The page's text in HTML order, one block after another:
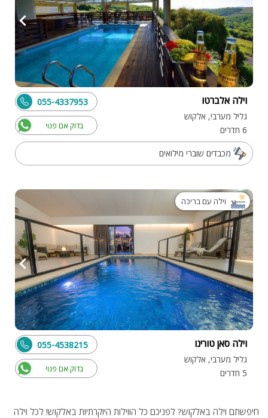
וילה אלברטו
גליל מערבי, אלקוש
6 חדרים
בדוק אם פנוי
055-4337953
מכבדים שוברי מילואים
וילה עם בריכה
וילה סאן טורינו
גליל מערבי, אלקוש
5 חדרים
בדוק אם פנוי
055-4538215
חיפשתם וילה באלקוש? לפניכם כל הווילות היוקרתיות באלקוש! לכל וילה